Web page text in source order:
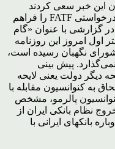
این خبر سعی کردند
زمینه لازم برای تصویب سه لایحه دیگر درخواستی FATF را فراهم
گزارشی با عنوان «گام
اول امروز این روزنامه
نگهبان رسیده است،
پیش بینی
دیگر دولت یعنی لایحه
به کنوانسیون مقابله با
پالرمو، مشخص
نظام بانکی ایران از
بانکهای ایرانی با